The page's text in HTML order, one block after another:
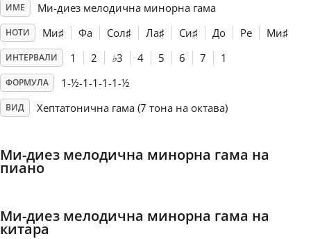
English
Español
हिन्दी
ИМЕ Mи-диез мелодична минорна гама
НОТИ Ми♯ Фа Сол♯ Ла♯ Си♯ До Ре Ми♯
ИНТЕРВАЛИ 1 2 ♭3 4 5 6 7 1
ФОРМУЛА 1-½-1-1-1-1-½
ВИД Хептатонична гама (7 тона на октава)
Mи-диез мелодична минорна гама на
пиано
Mи-диез мелодична минорна гама на
китара